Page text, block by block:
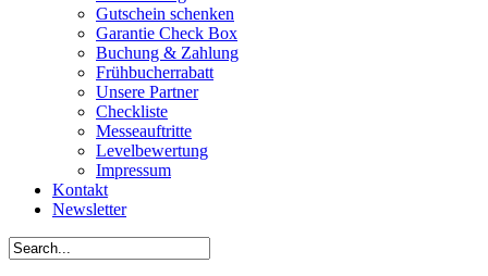
Gutschein schenken
Garantie Check Box
Buchung & Zahlung
Frühbucherrabatt
Unsere Partner
Checkliste
Messeauftritte
Levelbewertung
Impressum
Kontakt
Newsletter